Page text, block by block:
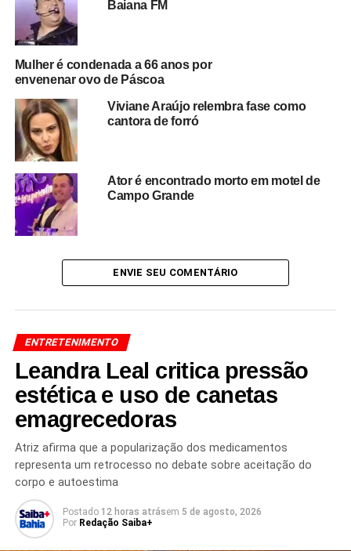
A BR-226 é conhecida pelo intenso fluxo de veículos de
carga e transporte interestadual, especialmente em
trechos que ligam cidades do Maranhão e do Pará. O
caso reacende o debate sobre segurança nas estradas e
as condições enfrentadas por artistas durante longas
viagens de turnês pelo país.
Com décadas de carreira, a banda Mastruz com Leite é
considerada um dos maiores nomes do forró brasileiro e
acumula uma legião de fãs em diversas regiões do país.
TÓPICOS RELACIONADOS
ACIDENTE COM ÔNIBUS
ACIDENTE DE ARTISTAS
ACIDENTE NO MARANHÃO
BANDA DE FORRÓ
BREJO GRANDE DO ARAGUAIA
ESTRADA BR-226
FORRÓ BRASILEIRO
IMPERATRIZ MARANHÃO
MASTRUZ COM LEITE
NOTÍCIA DE FAMOSOS
PRÓXIMO
Justiça rejeita ação contra ex-Novos Baianos
Baiana FM
Mulher é condenada a 66 anos por
envenenar ovo de Páscoa
Viviane Araújo relembra fase como
cantora de forró
Ator é encontrado morto em motel de
Campo Grande
ENVIE SEU COMENTÁRIO
ENTRETENIMENTO
Leandra Leal critica pressão
estética e uso de canetas
emagrecedoras
Atriz afirma que a popularização dos medicamentos
representa um retrocesso no debate sobre aceitação do
corpo e autoestima
Postado 12 horas atrásem 5 de agosto, 2026
Por Redação Saiba+